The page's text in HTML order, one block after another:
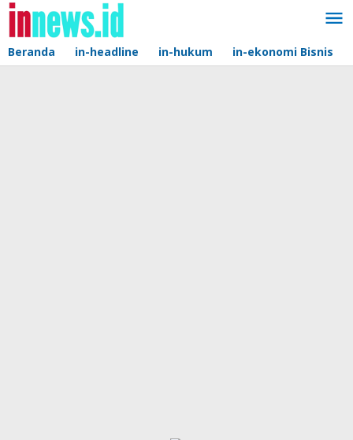
Lewati
konten
Beranda in-headline in-hukum in-ekonomi Bisnis